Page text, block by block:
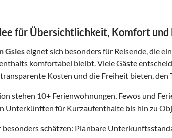
für Übersichtlichkeit, Komfort
Gsieseignet sich besonders für Reisende, die
komfortabel bleibt. Viele Gäste
Kosten und die Freiheit bieten, den
stehen 10+ Ferienwohnungen, Fewos und
Unterkünften für Kurzaufenthalte bis hin zu
besonders schätzen: Planbare